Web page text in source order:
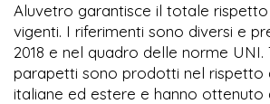
Aluvetro garantisce il totale
vigenti. I riferimenti sono diversi e
2018 e nel quadro delle norme UNI.
parapetti sono prodotti nel rispetto
italiane ed estere e hanno ottenuto